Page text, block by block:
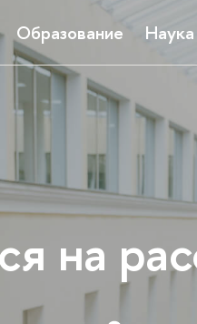
Образование Наука
на